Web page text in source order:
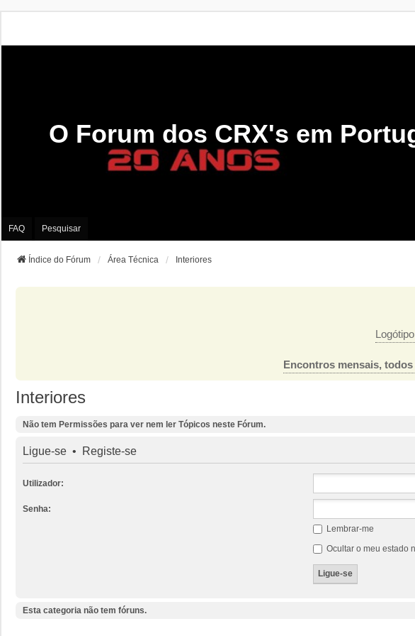
O Forum dos CRX's em
FAQ Pesquisar
Índice do Fórum Área Técnica Interiores
Encontros mensais,
Interiores
Não tem Permissões para ver nem ler Tópicos neste Fórum.
Ligue-se • Registe-se
Utilizador:
Senha:
Lembrar-me
Ocultar o meu estado
Esta categoria não tem fóruns.